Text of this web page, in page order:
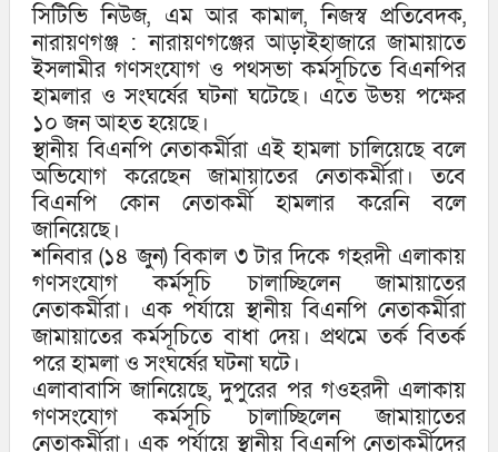
সিটিভি নিউজ, এম আর কামাল, নিজস্ব প্রতিবেদক,
নারায়ণগঞ্জ : নারায়ণগঞ্জের আড়াইহাজারে জামায়াতে
ইসলামীর গণসংযোগ ও পথসভা কর্মসূচিতে বিএনপির
হামলার ও সংঘর্ষের ঘটনা ঘটেছে। এতে উভয় পক্ষের
১০ জন আহত হয়েছে।
স্থানীয় বিএনপি নেতাকর্মীরা এই হামলা চালিয়েছে বলে
অভিযোগ করেছেন জামায়াতের নেতাকর্মীরা। তবে
বিএনপি কোন নেতাকর্মী হামলার করেনি বলে
জানিয়েছে।
শনিবার (১৪ জুন) বিকাল ৩ টার দিকে গহরদী এলাকায়
গণসংযোগ কর্মসূচি চালাচ্ছিলেন জামায়াতের
নেতাকর্মীরা। এক পর্যায়ে স্থানীয় বিএনপি নেতাকর্মীরা
জামায়াতের কর্মসূচিতে বাধা দেয়। প্রথমে তর্ক বিতর্ক
পরে হামলা ও সংঘর্ষের ঘটনা ঘটে।
এলাবাবাসি জানিয়েছে, দুপুরের পর গওহরদী এলাকায়
গণসংযোগ কর্মসূচি চালাচ্ছিলেন জামায়াতের
নেতাকর্মীরা। এক পর্যায়ে স্থানীয় বিএনপি নেতাকর্মীদের